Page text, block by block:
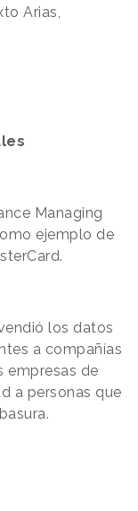
Arias,
Managing
ejemplo de
los datos
a compañías
empresas de
a personas que